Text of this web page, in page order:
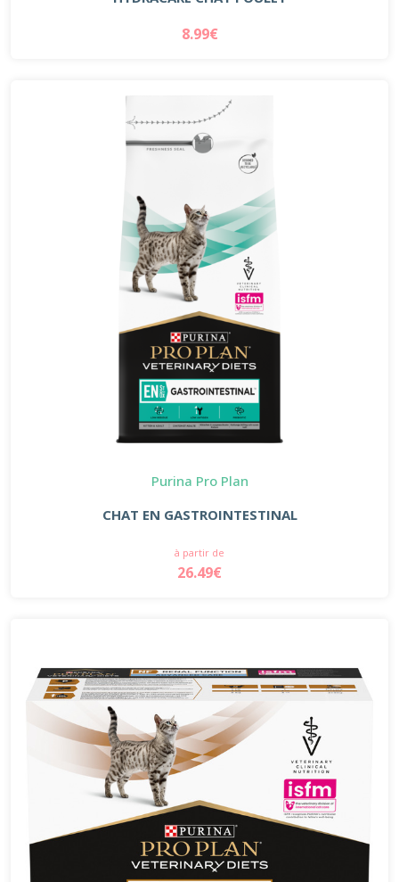
8.99€
Purina Pro Plan
CHAT EN GASTROINTESTINAL
à partir de
26.49€